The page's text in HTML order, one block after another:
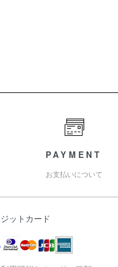
PAYMENT
お支払いについて
ットカード